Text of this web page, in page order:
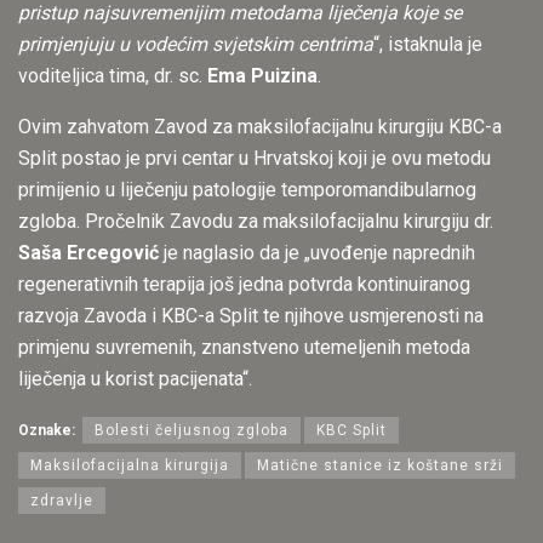
pristup najsuvremenijim metodama liječenja koje se
primjenjuju u vodećim svjetskim centrima“, istaknula je
voditeljica tima, dr. sc. Ema Puizina.
Ovim zahvatom Zavod za maksilofacijalnu kirurgiju KBC-a
Split postao je prvi centar u Hrvatskoj koji je ovu metodu
primijenio u liječenju patologije temporomandibularnog
zgloba. Pročelnik Zavodu za maksilofacijalnu kirurgiju dr.
Saša Ercegović je naglasio da je „uvođenje naprednih
regenerativnih terapija još jedna potvrda kontinuiranog
razvoja Zavoda i KBC-a Split te njihove usmjerenosti na
primjenu suvremenih, znanstveno utemeljenih metoda
liječenja u korist pacijenata“.
Oznake: Bolesti čeljusnog zgloba KBC Split
Maksilofacijalna kirurgija Matične stanice iz koštane srži
zdravlje